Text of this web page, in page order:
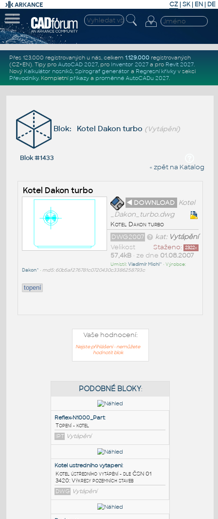
CZ | SK| EN | DE
Přes 123.000 registrovaných u nás, celkem 1.129.000registrovaných
(CZ+EN). Tipy pro AutoCAD 2027, pro Inventor 2027a pro Revit 2027.
Nový Kalkulátor nosníků, Spirograf generátor a Regresní křivkyv sekci
Převodníky. Kompletní příkazya proměnné AutoCADu 2027.
Blok: Kotel Dakon turbo (Vytápění)
Blok #1433
« zpět na Katalog
Kotel Dakon turbo
◄ DOWNLOAD Kotel
_Dakon_turbo.dwg
Kotel Dakon turbo
kat: Vytápění
DWG2007
Staženo: 2322x
Velikost
57,4kB• ze dne 01.08.2007
Umístil:Vladimír Michl^ • Výrobce:
Dakon^ • md5: 60b5af276781c0720430c3386258793c
topení
Vaše hodnocení:
Nejste přihlášeni - nemůžete
hodnotit blok
PODOBNÉ BLOKY:
Reflex-N1000_Part
Topení - kotel
IPT Vytápění